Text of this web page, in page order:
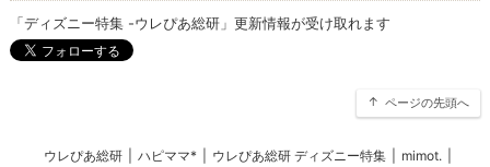
「ディズニー特集 -ウレぴあ総研」更新情報が受け取れます
ページの先頭へ
ウレぴあ総研 ハピママ* ウレぴあ総研 ディズニー特集 mimot.